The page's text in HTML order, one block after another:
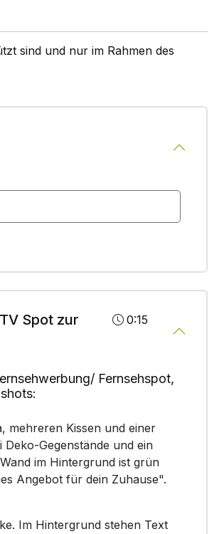
sind und nur im Rahmen des
Spot zur
0:15
Fernsehspot,
mehreren Kissen und einer
Gegenstände und ein
im Hintergrund ist grün
Angebot für dein Zuhause".
Im Hintergrund stehen Text